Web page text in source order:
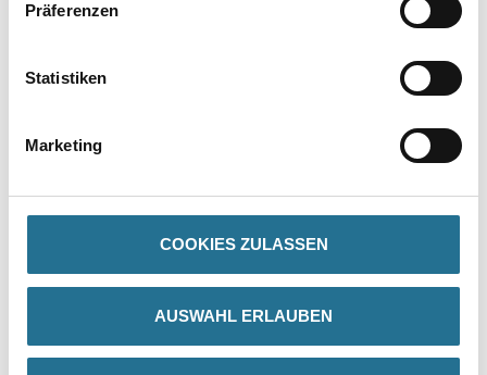
Präferenzen
Statistiken
Marketing
COOKIES ZULASSEN
AUSWAHL ERLAUBEN
Kluthe Grüneck 2000
Bitte einloggen, um Preise zu
sehen
Kluthe Abbeizer Grüneck
Bitte einloggen, um Preise zu
sehen